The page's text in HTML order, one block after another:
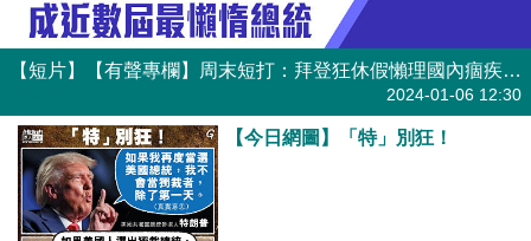
【短片】【有聲專欄】周末短打：拜登狂休假懶理國內痼疾 成近數屆最懶惰總統
2024-01-06 12:30
【今日網圖】「特」別狂！